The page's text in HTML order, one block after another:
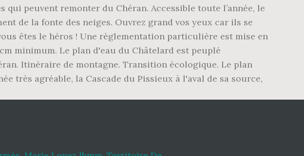
peuvent remonter du Chéran. Accessible toute l’année, le
de la fonte des neiges. Ouvrez grand vos yeux car ils se
êtes le héros ! Une règlementation particulière est mise en
minimum. Le plan d'eau du Châtelard est peuplé
Itinéraire de montagne. Transition écologique. Le plan
très agréable, la Cascade du Pissieux à l'aval de sa source,